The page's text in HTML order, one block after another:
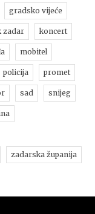
gradsko vijeće
zadar koncert
mobitel
policija promet
sad snijeg
zadarska županija